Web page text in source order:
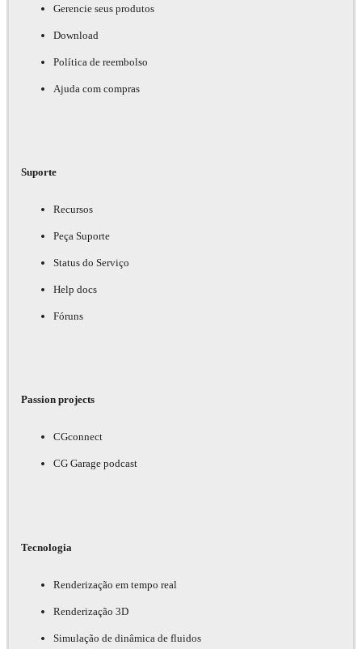
Gerencie seus produtos
Download
Política de reembolso
Ajuda com compras
Suporte
Recursos
Peça Suporte
Status do Serviço
Help docs
Fóruns
Passion projects
CGconnect
CG Garage podcast
Tecnologia
Renderização em tempo real
Renderização 3D
Simulação de dinâmica de fluidos